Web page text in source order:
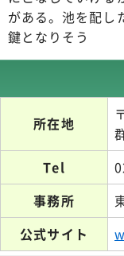
がある。池を配し
鍵となりそう
所在地
Tel
事務所
公式サイト